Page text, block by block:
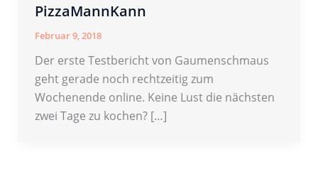
PizzaMannKann
Februar 9, 2018
Der erste Testbericht von Gaumenschmaus
geht gerade noch rechtzeitig zum
Wochenende online. Keine Lust die nächsten
zwei Tage zu kochen? […]